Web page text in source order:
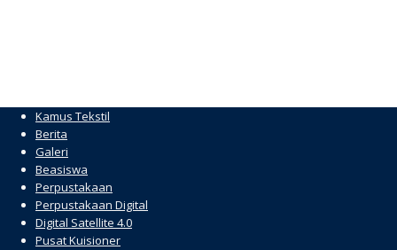
Kamus Tekstil
Berita
Galeri
Beasiswa
Perpustakaan
Perpustakaan Digital
Digital Satellite 4.0
Pusat Kuisioner